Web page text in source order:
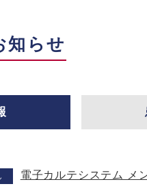
知らせ
電子カルテシステム メ